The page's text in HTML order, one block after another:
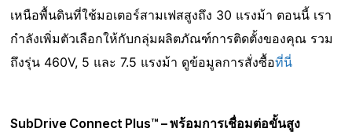
เหนือพื้นดินที่ใช้มอเตอร์สามเฟสสูงถึง 30 แรงม้า ตอนนี้ เรา
กําลังเพิ่มตัวเลือกให้กับกลุ่มผลิตภัณฑ์การติดตั้งของคุณ รวม
ถึงรุ่น 460V, 5 และ 7.5 แรงม้า ดูข้อมูลการสั่งซื้อที่นี่
SubDrive Connect Plus™ – พร้อมการเชื่อมต่อขั้นสูง